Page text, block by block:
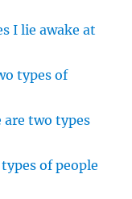
I lie awake at
types of
are two types
of people